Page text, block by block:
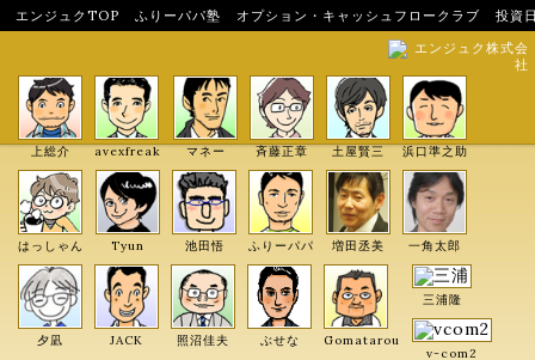
エンジュクTOP ふりーパパ塾 オプション・キャッシュフロークラブ
投資
エンジュク株式会
社
上総介 avexfreak マネー 斉藤正章 土屋賢三 浜口準之助
はっしゃん Tyun 池田悟 ふりーパパ 増田丞美 一角太郎
夕凪 JACK 照沼佳夫 ぶせな Gomatarou
三浦隆
v-com2